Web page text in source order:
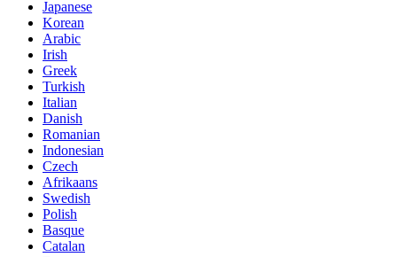
Japanese
Korean
Arabic
Irish
Greek
Turkish
Italian
Danish
Romanian
Indonesian
Czech
Afrikaans
Swedish
Polish
Basque
Catalan